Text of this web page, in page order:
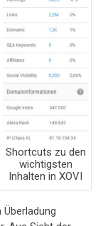
Shortcuts zu den
wichtigsten
Inhalten in XOVI